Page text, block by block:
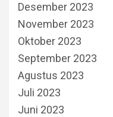
Desember 2023
November 2023
Oktober 2023
September 2023
Agustus 2023
Juli 2023
Juni 2023